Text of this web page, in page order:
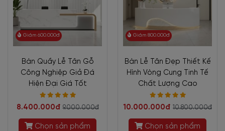
Giảm 600.000đ
Bàn Quầy Lễ Tân Gỗ
Công Nghiệp Giả Đá
Hiện Đại Giá Tốt
8.400.000đ 9.000.000đ
Chọn sản phẩm
Giảm 800.000đ
Bàn Lễ Tân Đẹp Thiết Kế
Hình Vòng Cung Tinh Tế
Chất Lượng Cao
10.000.000đ 10.800.000đ
Chọn sản phẩm